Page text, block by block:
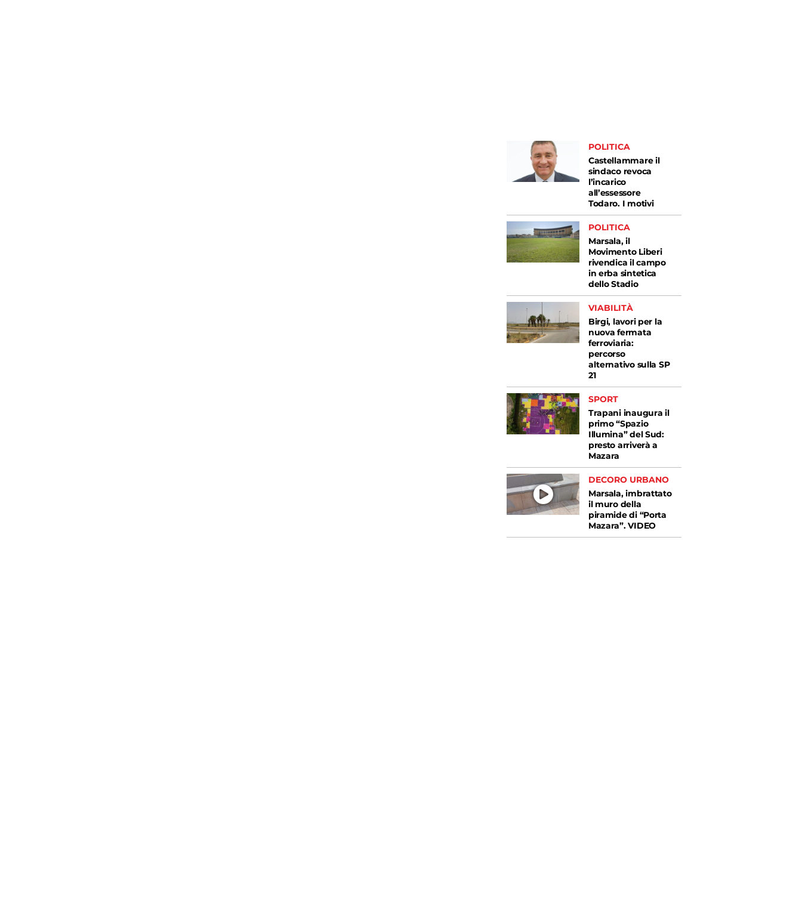
POLITICA
Castellammare il
sindaco revoca
l’incarico
all’essessore
Todaro. I motivi
POLITICA
Marsala, il
Movimento Liberi
rivendica il campo
in erba sintetica
dello Stadio
VIABILITÀ
Birgi, lavori per la
nuova fermata
ferroviaria:
percorso
alternativo sulla SP
21
SPORT
Trapani inaugura il
primo “Spazio
Illumina” del Sud:
presto arriverà a
Mazara
DECORO URBANO
Marsala, imbrattato
il muro della
piramide di “Porta
Mazara”. VIDEO